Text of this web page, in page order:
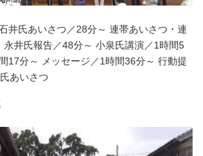
井氏あいさつ／28分～ 連帯あいさつ・連
永井氏報告／48分～ 小泉氏講演／1時間5
17分～ メッセージ／1時間36分～ 行動提
あいさつ